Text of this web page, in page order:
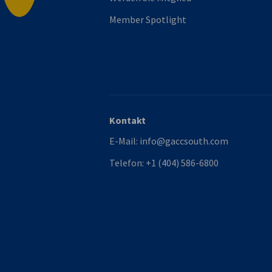
Member Spotlight
Kontakt
E-Mail: info@gaccsouth.com
Telefon: +1 (404) 586-6800